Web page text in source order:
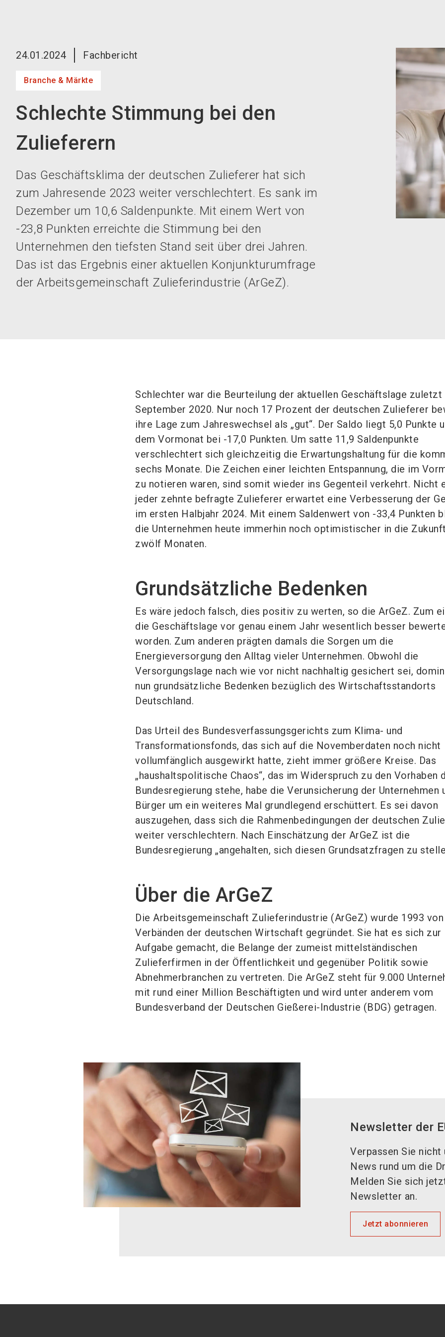
24.01.2024 Fachbericht
Branche & Märkte
Schlechte Stimmung bei den
Zulieferern
Das Geschäftsklima der deutschen Zulieferer hat sich
zum Jahresende 2023 weiter verschlechtert. Es sank im
Dezember um 10,6 Saldenpunkte. Mit einem Wert von
-23,8 Punkten erreichte die Stimmung bei den
Unternehmen den tiefsten Stand seit über drei Jahren.
Das ist das Ergebnis einer aktuellen Konjunkturumfrage
der Arbeitsgemeinschaft Zulieferindustrie (ArGeZ).
Schlechter war die Beurteilung der aktuellen Geschäftslage zuletzt
September 2020. Nur noch 17 Prozent der deutschen Zulieferer
ihre Lage zum Jahreswechsel als „gut“. Der Saldo liegt 5,0 Punkte
dem Vormonat bei -17,0 Punkten. Um satte 11,9 Saldenpunkte
verschlechtert sich gleichzeitig die Erwartungshaltung für die
sechs Monate. Die Zeichen einer leichten Entspannung, die im
zu notieren waren, sind somit wieder ins Gegenteil verkehrt. Nicht
jeder zehnte befragte Zulieferer erwartet eine Verbesserung der
im ersten Halbjahr 2024. Mit einem Saldenwert von -33,4 Punkten
die Unternehmen heute immerhin noch optimistischer in die
zwölf Monaten.
Grundsätzliche Bedenken
Es wäre jedoch falsch, dies positiv zu werten, so die ArGeZ. Zum
die Geschäftslage vor genau einem Jahr wesentlich besser
worden. Zum anderen prägten damals die Sorgen um die
Energieversorgung den Alltag vieler Unternehmen. Obwohl die
Versorgungslage nach wie vor nicht nachhaltig gesichert sei,
nun grundsätzliche Bedenken bezüglich des Wirtschaftsstandorts
Deutschland.
Das Urteil des Bundesverfassungsgerichts zum Klima- und
Transformationsfonds, das sich auf die Novemberdaten noch nicht
vollumfänglich ausgewirkt hatte, zieht immer größere Kreise. Das
„haushaltspolitische Chaos“, das im Widerspruch zu den Vorhaben
Bundesregierung stehe, habe die Verunsicherung der Unternehmen
Bürger um ein weiteres Mal grundlegend erschüttert. Es sei davon
auszugehen, dass sich die Rahmenbedingungen der deutschen
weiter verschlechtern. Nach Einschätzung der ArGeZ ist die
Bundesregierung „angehalten, sich diesen Grundsatzfragen zu
Über die ArGeZ
Die Arbeitsgemeinschaft Zulieferindustrie (ArGeZ) wurde 1993 von
Verbänden der deutschen Wirtschaft gegründet. Sie hat es sich zur
Aufgabe gemacht, die Belange der zumeist mittelständischen
Zulieferfirmen in der Öffentlichkeit und gegenüber Politik sowie
Abnehmerbranchen zu vertreten. Die ArGeZ steht für 9.000
mit rund einer Million Beschäftigten und wird unter anderem vom
Bundesverband der Deutschen Gießerei-Industrie (BDG) getragen.
Newsletter der
Verpassen Sie nicht
News rund um die
Melden Sie sich
Newsletter an.
Jetzt abonnieren